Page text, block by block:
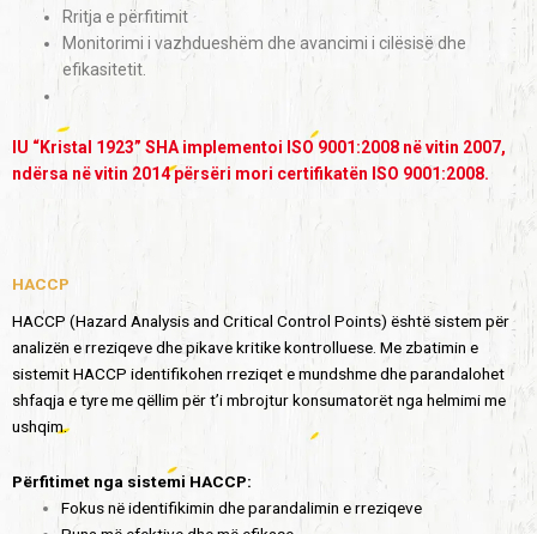
Rritja e përfitimit
Monitorimi i vazhdueshëm dhe avancimi i cilësisë dhe
efikasitetit.
IU “Kristal 1923” SHA implementoi ISO 9001:2008 në vitin 2007,
ndërsa në vitin 2014 përsëri mori certifikatën ISO 9001:2008.
HACCP
HACCP (Hazard Analysis and Critical Control Points) është sistem për
analizën e rreziqeve dhe pikave kritike kontrolluese. Me zbatimin e
sistemit HACCP identifikohen rreziqet e mundshme dhe parandalohet
shfaqja e tyre me qëllim për t’i mbrojtur konsumatorët nga helmimi me
ushqim.
Përfitimet nga sistemi HACCP:
Fokus në identifikimin dhe parandalimin e rreziqeve